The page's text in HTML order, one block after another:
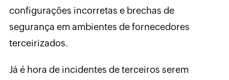
configurações incorretas e brechas de
segurança em ambientes de fornecedores
terceirizados.
Já é hora de incidentes de terceiros serem